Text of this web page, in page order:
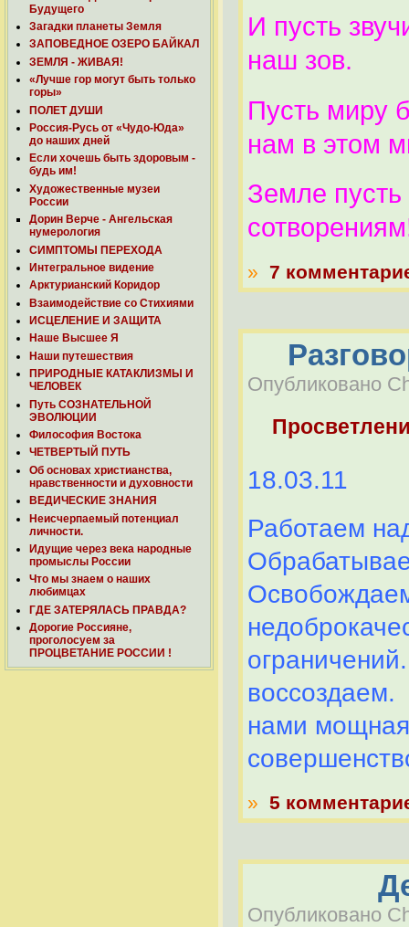
Будущего
Загадки планеты Земля
ЗАПОВЕДНОЕ ОЗЕРО БАЙКАЛ
ЗЕМЛЯ - ЖИВАЯ!
«Лучше гор могут быть только
горы»
ПОЛЕТ ДУШИ
Россия-Русь от «Чудо-Юда»
до наших дней
Если хочешь быть здоровым -
будь им!
Художественные музеи
России
Дорин Верче - Ангельская
нумерология
СИМПТОМЫ ПЕРЕХОДА
Интегральное видение
Арктурианский Коридор
Взаимодействие со Стихиями
ИСЦЕЛЕНИЕ И ЗАЩИТА
Наше Высшее Я
Наши путешествия
ПРИРОДНЫЕ КАТАКЛИЗМЫ И
ЧЕЛОВЕК
Путь СОЗНАТЕЛЬНОЙ
ЭВОЛЮЦИИ
Философия Востока
ЧЕТВЕРТЫЙ ПУТЬ
Об основах христианства,
нравственности и духовности
ВЕДИЧЕСКИЕ ЗНАНИЯ
Неисчерпаемый потенциал
личности.
Идущие через века народные
промыслы России
Что мы знаем о наших
любимцах
ГДЕ ЗАТЕРЯЛАСЬ ПРАВДА?
Дорогие Россияне,
проголосуем за
ПРОЦВЕТАНИЕ РОССИИ !
И пусть
наш зов.
Пусть миру
нам в этом
Земле
» 7
Опубликовано
18.03.11
Работаем
нами
» 5
Опубликовано